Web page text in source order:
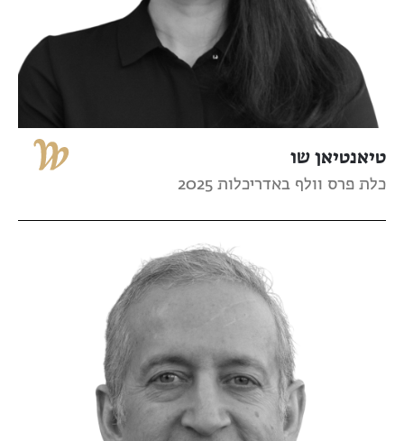
טיאנטיאן שו
כלת פרס וולף באדריכלות 2025